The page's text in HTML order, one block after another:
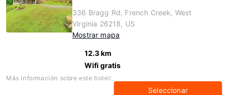
336 Bragg Rd, French Creek, West
Virginia 26218, US
Mostrar mapa
12.3 km
Wifi gratis
Más información sobre este hotel:
Seleccionar